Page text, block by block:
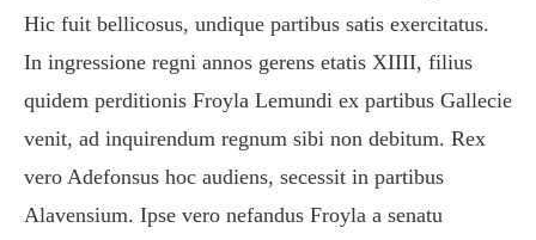
Hic fuit bellicosus, undique partibus satis exercitatus.
In ingressione regni annos gerens etatis XIIII, filius
quidem perditionis Froyla Lemundi ex partibus Gallecie
venit, ad inquirendum regnum sibi non debitum. Rex
vero Adefonsus hoc audiens, secessit in partibus
Alavensium. Ipse vero nefandus Froyla a senatu